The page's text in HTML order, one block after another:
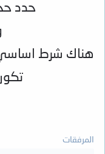
حدد
هناك شرط اساسي
المرفقات